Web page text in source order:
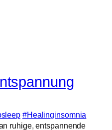
#Healinginsomnia
ruhige, entspannende